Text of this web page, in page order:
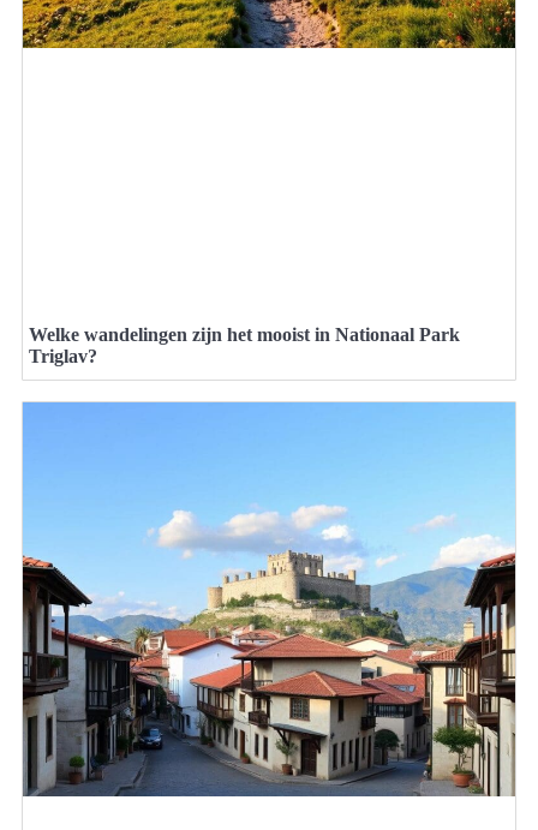
Welke wandelingen zijn het mooist in Nationaal Park
Triglav?